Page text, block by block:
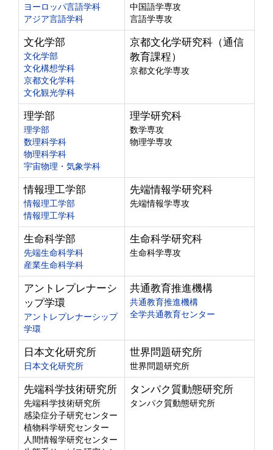
ヨーロッパ言語学科
アジア言語学科
中国語学専攻
言語学専攻
文化学部
文化学部
文化構想学科
京都文化学科
文化観光学科
京都文化学研究科（通信
教育課程）
京都文化学専攻
理学部
理学部
数理科学科
物理科学科
宇宙物理・気象学科
理学研究科
数学専攻
物理学専攻
情報理工学部
情報理工学部
情報理工学科
先端情報学研究科
先端情報学専攻
生命科学部
先端生命科学科
産業生命科学科
生命科学研究科
生命科学専攻
アントレプレナーシ
ップ学環
アントレプレナーシップ
学環
共通教育推進機構
共通教育推進機構
全学共通教育センター
日本文化研究所
日本文化研究所
世界問題研究所
世界問題研究所
先端科学技術研究所
先端科学技術研究所
感染症分子研究センター
植物科学研究センター
人間情報学研究センター
タンパク質動態研究所
タンパク質動態研究所